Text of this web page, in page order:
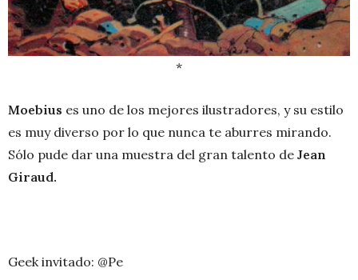
*
Moebius es uno de los mejores ilustradores, y su estilo
es muy diverso por lo que nunca te aburres mirando.
Sólo pude dar una muestra del gran talento de Jean
Giraud.
Geek invitado: @Pe